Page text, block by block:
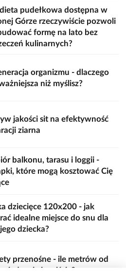
pudełkowa dostępna w
Górze rzeczywiście pozwoli
formę na lato bez
kulinarnych?
organizmu - dlaczego
niż myślisz?
jakości sit na efektywność
ziarna
balkonu, tarasu i loggii -
które mogą kosztować Cię
dziecięce 120x200 - jak
idealne miejsce do snu dla
dziecka?
przenośne - ile metrów od
jedzenia i wejścia?